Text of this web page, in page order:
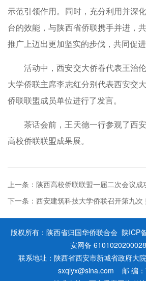
示范引领作用。同时，充分利用并深
台的效能，与陕西省侨联携手并进，
推广上迈出更加坚实的步伐，共同促
活动中，西安交大侨眷代表王治
大学侨联主席李志红分别代表西安交
侨联联盟成员单位进行了发言。
茶话会前，王天德一行参观了西
高校侨联联盟成果展。
上一条：陕西高校侨联联盟一届二次会议成
下一条：西安建筑科技大学侨联召开第九次
版权所有：陕西省归国华侨联合会 陕ICP
安网备
联系地址：陕西省西安市新城省政府大
sxqlyx@sina.com 邮 编